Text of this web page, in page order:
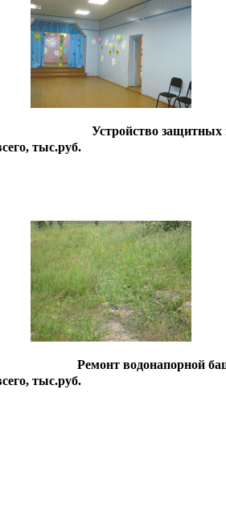
Устройство защитных
тыс.руб.
Ремонт водонапорной
тыс.руб.